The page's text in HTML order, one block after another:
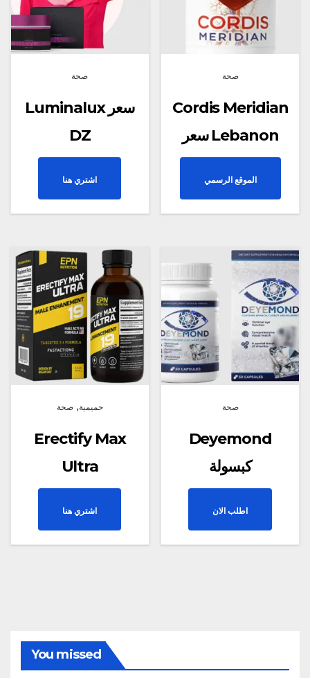
صحة
Luminalux سعر
DZ
اشتري هنا
صحة
Cordis Meridian
سعر Lebanon
الموقع الرسمي
حميمية,صحة
Erectify Max
Ultra
اشتري هنا
صحة
Deyemond
كبسولة
اطلب الان
You missed